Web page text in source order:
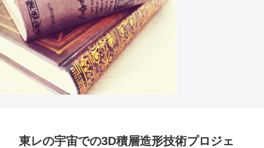
東レの宇宙での3D積層造形技術プロジェ